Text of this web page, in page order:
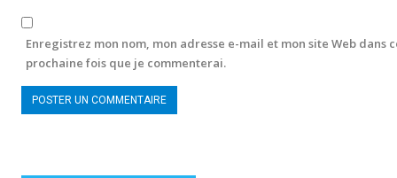
Enregistrez mon nom, mon adresse e-mail et mon site Web dans
prochaine fois que je commenterai.